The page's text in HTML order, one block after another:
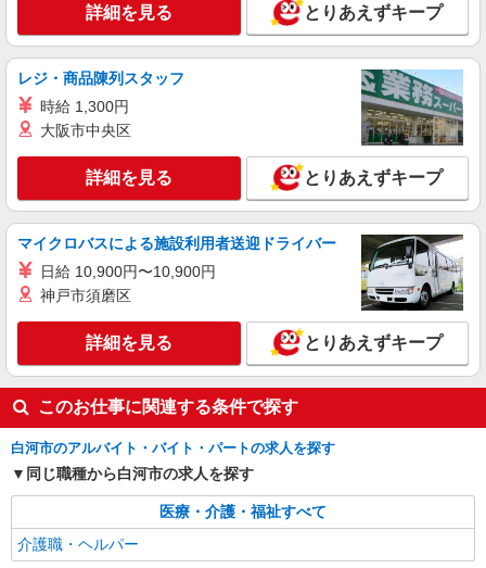
キープ 詳細を見る
派遣社員
株式会社kotrio /●SD-H-1975369
白河市｜シニア向けマンションでの生活サポー
時給1350円〜2062円 ＜日払い有/週払い有/交
通費全支給(ガソリン代含む)＞
白河市
キープ 詳細を見る
アルバイト パート
日研トータルソーシング株式会社 メディカルケア事業部/郡山オフィ
未経験・無資格OKの介護スタッフ
時給1,200円〜1,300円 ★週払いOK（規定あ
り） ※給与幅は経験・能力による
福島県白河市 【最寄駅】JR東北本線「白河」
いエリアなど、お好きな勤務地をお選び下さ
い！！
詳細を見る
派遣社員
詳細を見る とりあえずキープ
レジ・商品陳列スタッフ
時給 1,300円
大阪市中央区
詳細を見る とりあえずキープ
マイクロバスによる施設利用者送迎ドライバー
日給 10,900円〜10,900円
神戸市須磨区
詳細を見る とりあえずキープ
このお仕事に関連する条件で探す
白河市のアルバイト・バイト・パートの求人を探す
同じ職種から白河市の求人を探す
医療・介護・福祉すべて
介護職・ヘルパー